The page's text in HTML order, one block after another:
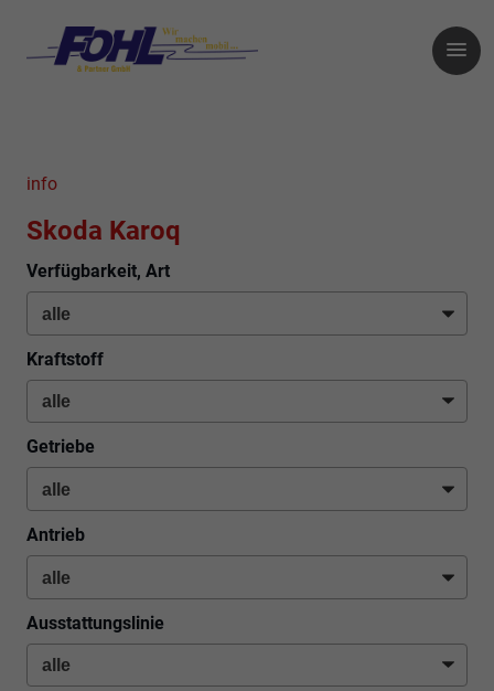
info
Skoda Karoq
Verfügbarkeit, Art
Kraftstoff
Getriebe
Antrieb
Ausstattungslinie